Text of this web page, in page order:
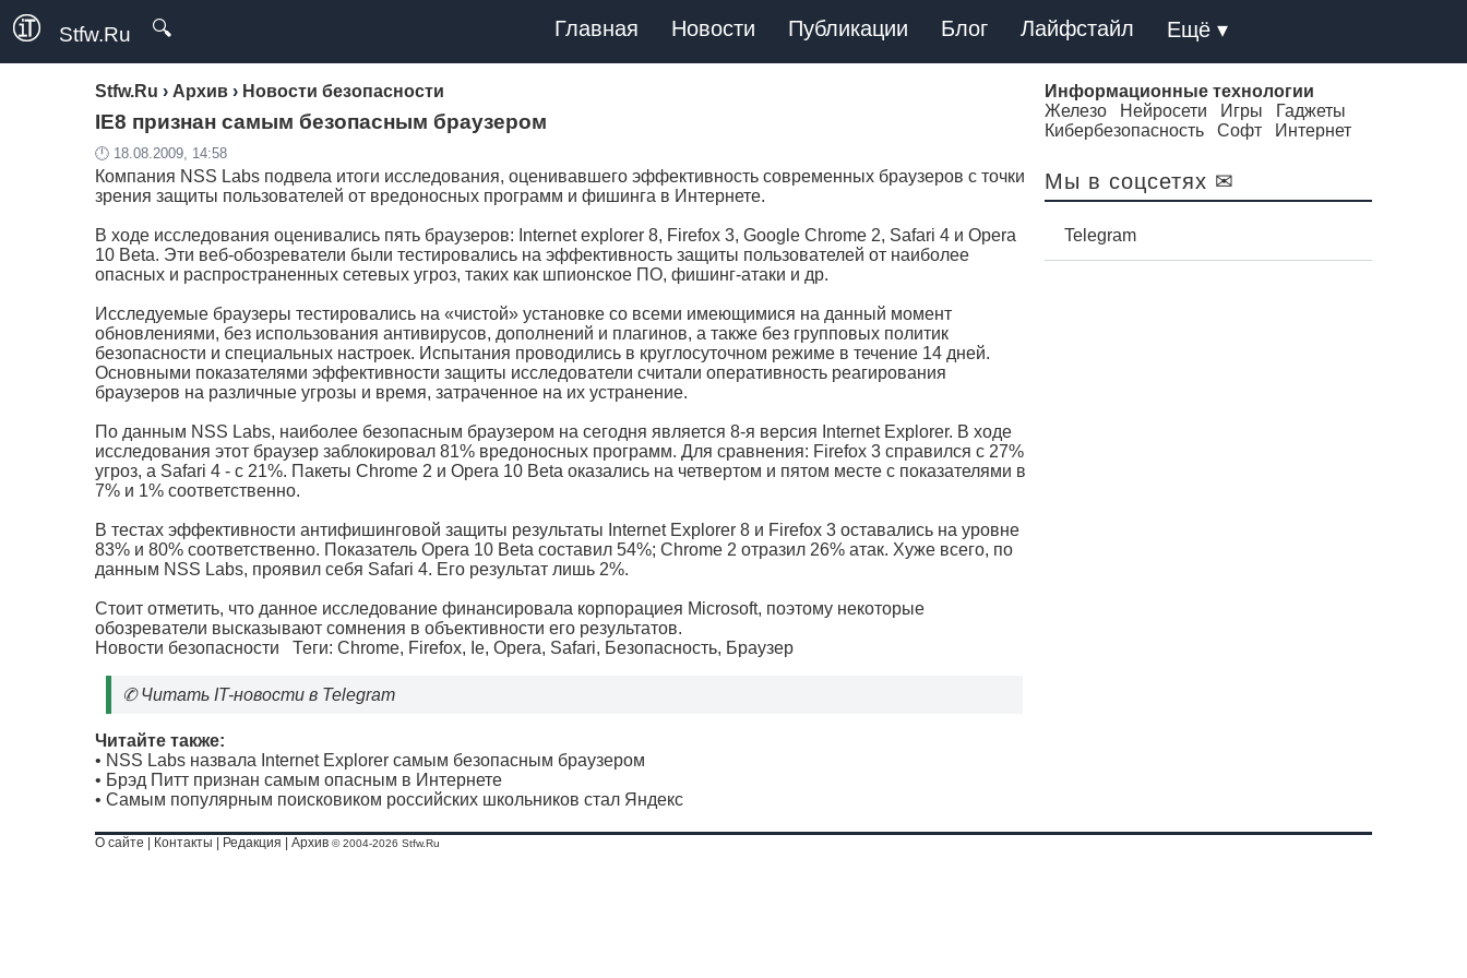
Stfw.Ru 🔍 Главная Новости Публикации Блог Лайфстайл Ещё ▾
Stfw.Ru › Архив › Новости безопасности
IE8 признан самым безопасным браузером
🕛 18.08.2009, 14:58
Компания NSS Labs подвела итоги исследования, оценивавшего эффективность современных браузеров с точки
зрения защиты пользователей от вредоносных программ и фишинга в Интернете.
В ходе исследования оценивались пять браузеров: Internet explorer 8, Firefox 3, Google Chrome 2, Safari 4 и Opera
10 Beta. Эти веб-обозреватели были тестировались на эффективность защиты пользователей от наиболее
опасных и распространенных сетевых угроз, таких как шпионское ПО, фишинг-атаки и др.
Исследуемые браузеры тестировались на «чистой» установке со всеми имеющимися на данный момент
обновлениями, без использования антивирусов, дополнений и плагинов, а также без групповых политик
безопасности и специальных настроек. Испытания проводились в круглосуточном режиме в течение 14 дней.
Основными показателями эффективности защиты исследователи считали оперативность реагирования
браузеров на различные угрозы и время, затраченное на их устранение.
По данным NSS Labs, наиболее безопасным браузером на сегодня является 8-я версия Internet Explorer. В ходе
исследования этот браузер заблокировал 81% вредоносных программ. Для сравнения: Firefox 3 справился с 27%
угроз, а Safari 4 - с 21%. Пакеты Chrome 2 и Opera 10 Beta оказались на четвертом и пятом месте с показателями в
7% и 1% соответственно.
В тестах эффективности антифишинговой защиты результаты Internet Explorer 8 и Firefox 3 оставались на уровне
83% и 80% соответственно. Показатель Opera 10 Beta составил 54%; Chrome 2 отразил 26% атак. Хуже всего, по
данным NSS Labs, проявил себя Safari 4. Его результат лишь 2%.
Стоит отметить, что данное исследование финансировала корпорациея Microsoft, поэтому некоторые
обозреватели высказывают сомнения в объективности его результатов.
Новости безопасности Теги: Chrome, Firefox, Ie, Opera, Safari, Безопасность, Браузер
✆Читать IT-новости в Telegram
Читайте также:
• NSS Labs назвала Internet Explorer самым безопасным браузером
• Брэд Питт признан самым опасным в Интернете
• Самым популярным поисковиком российских школьников стал Яндекс
Информационные технологии
Железо
Нейросети Игры
Гаджеты
Кибербезопасность
Софт Интернет
Мы в соцсетях ✉
Telegram
О сайте Контакты Редакция Архив © 2004-2026 Stfw.Ru